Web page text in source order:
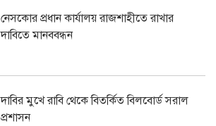
নেসকোর প্রধান কার্যালয় রাজশাহীতে রাখার
দাবিতে মানববন্ধন
দাবির মুখে রাবি থেকে বিতর্কিত বিলবোর্ড সরাল
প্রশাসন